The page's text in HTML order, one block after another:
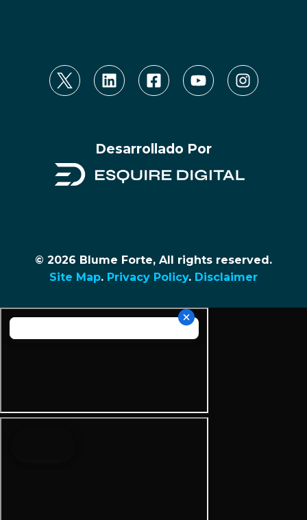
Desarrollado Por
© 2026 Blume Forte, All rights reserved.
Site Map. Privacy Policy. Disclaimer